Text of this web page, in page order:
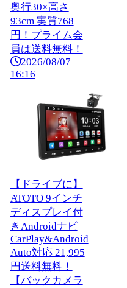
奥行30×高さ
93cm 実質768
円！プライム会
員は送料無料！
2026/08/07
16:16
【ドライブに】
ATOTO 9インチ
ディスプレイ付
きAndroidナビ
CarPlay&Android
Auto対応 21,995
円送料無料！
【バックカメラ